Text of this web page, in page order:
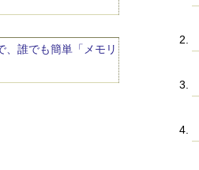
、誰でも簡単「メモリ